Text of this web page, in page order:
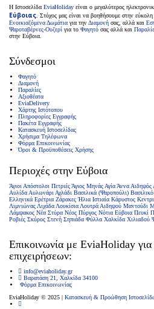
H Ιστοσελίδα EviaHoliday είναι ο μεγαλύτερος
Εύβοιας . Στόχος μας είναι να βοηθήσουμε στην
Ενοικιαζόμενα Δωμάτια για τηνΔιαμονή σας, αλλά και
Ψαροταβέρνες-Ουζερί για το Φαγητό σας αλλά και
στην Εύβοια.
Σύνδεσμοι
Φαγητό
Διαμονή
Παραλίες
Αξιοθέατα
EviaDelivery
Χάρτης Ιστότοπου
Πληροφορίες Εγγραφής
Πακέτα Εγγραφής
Κατασκευή Ιστοσελίδας
Χρήσιμα Τηλέφωνα
Φόρμα Επικοινωνίας
Όροι & Προϋποθέσεις Xρήσης
Περιοχές στην Εύβοια
Άγιοι Απόστολοι ΠετριέςΆγιος Μηνάς Αγία Άννα Αιδηψός
Αυλίδα Αυλωνάρι Αχλάδι Βασιλικά (Ψαροπούλι) Βασιλικό
Ελληνικά Ερέτρια ΖάρακεςΉλια Ιστιαία Κάρυστος
Λιμνιώνας Λιχάδα Λουκίσια Λουτρά Αιδηψού Μαντούδι
Λάμψακος Νέα Στύρα Νέος Πύργος Νότια Εύβοια Πευκί
Ροβιές Σκύρος Στενή Σηπιάδα Φύλλα Χαλκίδα Χιλιαδού
Επικοινωνία με ΕviaHoliday
επιχειρήσεων:
info@eviaholiday.gr
Βαρατάση 21, Χαλκίδα 34100
Φόρμα Επικοινωνίας
EviaHoliday © 2025 | Κατασκευή & Προώθηση